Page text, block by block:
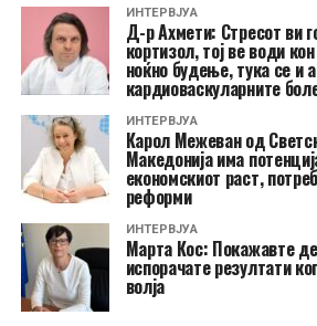
ИНТЕРВЈУА
Д-р Ахмети: Стресот ви
кортизол, тој ве води
ноќно будење, тука се и
кардиоваскуларните
ИНТЕРВЈУА
Карол Межеван од
Македонија има
економскиот раст,
реформи
ИНТЕРВЈУА
Марта Кос: Покажавте
испорачате резултати
волја